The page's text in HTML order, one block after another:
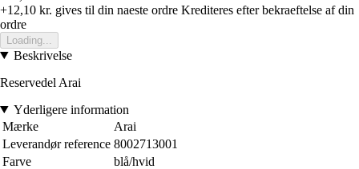
+12,10 kr. gives til din naeste ordre Krediteres efter bekraeftelse af din
ordre
Loading...
Beskrivelse
Reservedel Arai
Yderligere information
Mærke
Arai
Leverandør reference 8002713001
Farve
blå/hvid